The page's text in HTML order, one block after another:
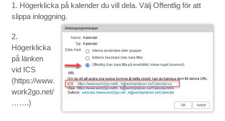
1. Högerklicka på kalender du vill dela. Välj Offentlig för att
slippa inloggning.
2.
Högerklicka
på länken
vid ICS
(https://www.
work2go.net/
…….)